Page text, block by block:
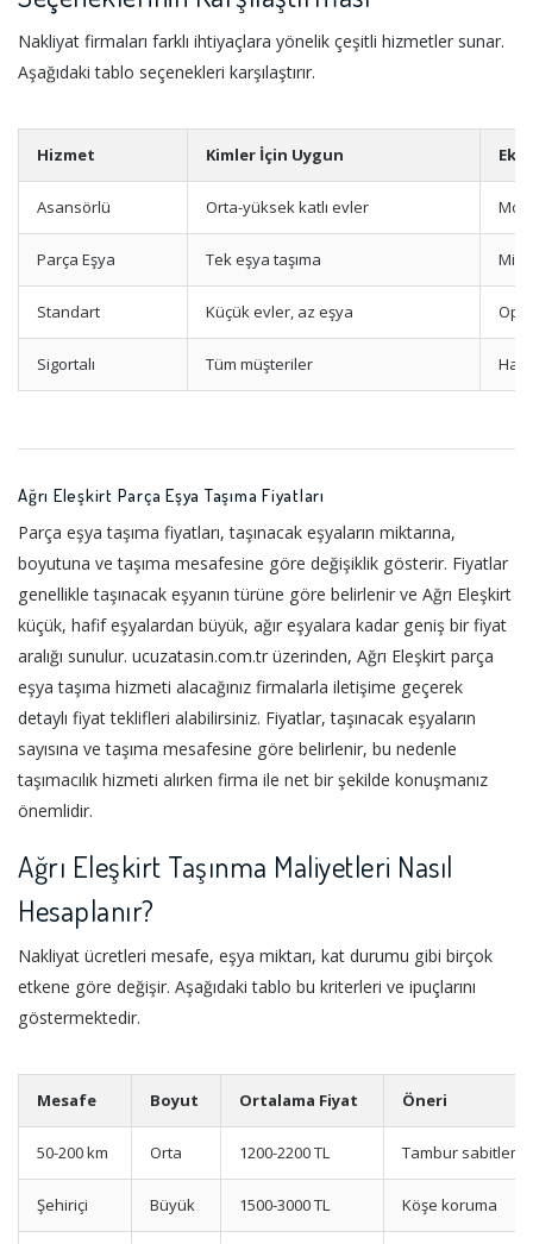
Nakliyat firmaları farklı ihtiyaçlara yönelik çeşitli hizmetler sunar.
Aşağıdaki tablo seçenekleri karşılaştırır.
Hizmet Kimler İçin Uygun
Asansörlü Orta-yüksek katlı evler
Parça Eşya Tek eşya taşıma Mini
Standart Küçük evler, az eşya
Sigortalı Tüm müşteriler
Ağrı Eleşkirt Parça Eşya Taşıma Fiyatları
Parça eşya taşıma fiyatları, taşınacak eşyaların miktarına,
boyutuna ve taşıma mesafesine göre değişiklik gösterir. Fiyatlar
genellikle taşınacak eşyanın türüne göre belirlenir ve Ağrı Eleşkirt
küçük, hafif eşyalardan büyük, ağır eşyalara kadar geniş bir fiyat
aralığı sunulur. ucuzatasin.com.tr üzerinden, Ağrı Eleşkirt parça
eşya taşıma hizmeti alacağınız firmalarla iletişime geçerek
detaylı fiyat teklifleri alabilirsiniz. Fiyatlar, taşınacak eşyaların
sayısına ve taşıma mesafesine göre belirlenir, bu nedenle
taşımacılık hizmeti alırken firma ile net bir şekilde konuşmanız
önemlidir.
Ağrı Eleşkirt Taşınma Maliyetleri Nasıl
Hesaplanır?
Nakliyat ücretleri mesafe, eşya miktarı, kat durumu gibi birçok
etkene göre değişir. Aşağıdaki tablo bu kriterleri ve ipuçlarını
göstermektedir.
Mesafe Boyut Ortalama Fiyat Öneri
50-200 km Orta 1200-2200 TL Tambur sabitleme
Şehiriçi Büyük 1500-3000 TL Köşe koruma